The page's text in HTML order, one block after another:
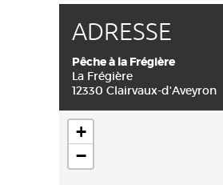
ADRESSE
Pêche à la Frégière
La Frégière
12330 Clairvaux-d'Aveyron
+
−